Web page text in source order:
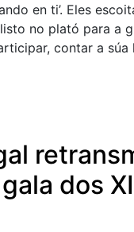
en ti’. Eles
no plató para a
contar a
dos